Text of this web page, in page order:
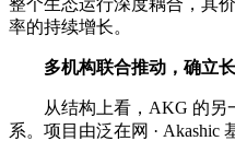
率的持续增长。
多机构联合推动，确立
从结构上看，AKG 的另
系。项目由泛在网 · Akashic